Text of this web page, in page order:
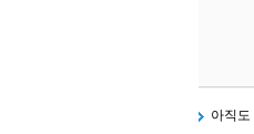
아직도